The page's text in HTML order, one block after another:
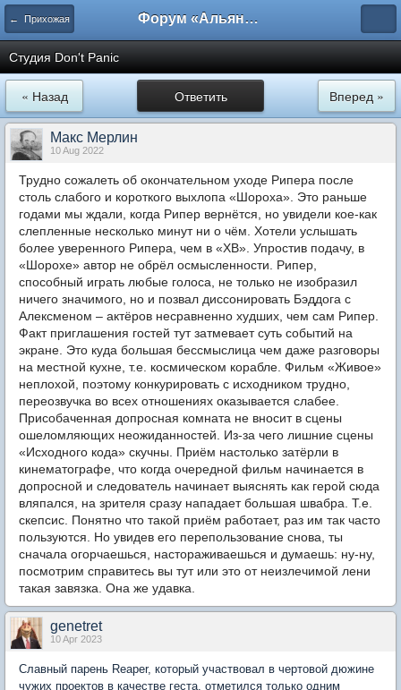
← Прихожая Форум «Альянса вольных переводчиков»
Студия Don't Panic
Ответить
« Назад Вперед »
Макс Мерлин
10 Aug 2022
Трудно сожалеть об окончательном уходе Рипера после
столь слабого и короткого выхлопа «Шороха». Это раньше
годами мы ждали, когда Рипер вернётся, но увидели кое-как
слепленные несколько минут ни о чём. Хотели услышать
более уверенного Рипера, чем в «ХВ». Упростив подачу, в
«Шорохе» автор не обрёл осмысленности. Рипер,
способный играть любые голоса, не только не изобразил
ничего значимого, но и позвал диссонировать Бэддога с
Алексменом – актёров несравненно худших, чем сам Рипер.
Факт приглашения гостей тут затмевает суть событий на
экране. Это куда большая бессмыслица чем даже разговоры
на местной кухне, т.е. космическом корабле. Фильм «Живое»
неплохой, поэтому конкурировать с исходником трудно,
переозвучка во всех отношениях оказывается слабее.
Присобаченная допросная комната не вносит в сцены
ошеломляющих неожиданностей. Из-за чего лишние сцены
«Исходного кода» скучны. Приём настолько затёрли в
кинематографе, что когда очередной фильм начинается в
допросной и следователь начинает выяснять как герой сюда
вляпался, на зрителя сразу нападает большая швабра. Т.е.
скепсис. Понятно что такой приём работает, раз им так часто
пользуются. Но увидев его перепользование снова, ты
сначала огорчаешься, настораживаешься и думаешь: ну-ну,
посмотрим справитесь вы тут или это от неизлечимой лени
такая завязка. Она же удавка.
genetret
10 Apr 2023
Славный парень Reaper, который участвовал в чертовой дюжине
чужих проектов в качестве геста, отметился только одним